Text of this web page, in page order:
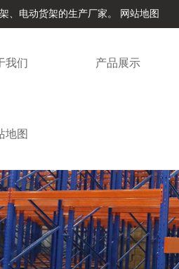
、电动货架的生产厂家。 网站地图
我们 产品展示
地图